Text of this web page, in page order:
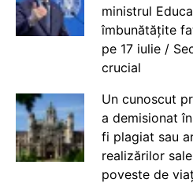
ministrul
îmbunătățite
pe 17 iulie /
crucial
Un cunoscut
a demisionat
fi plagiat sau
realizărilor
poveste de